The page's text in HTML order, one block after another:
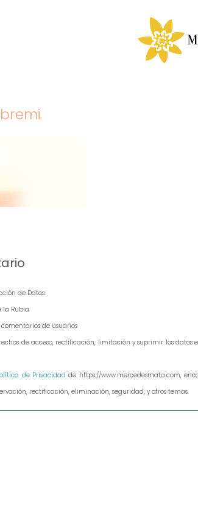
de Datos:
la Rubia
de usuarios
de acceso, rectificación, limitación y suprimir los
de Privacidadde https://www.mercedesmata.com,
rectificación, eliminación, seguridad, y otros temas.